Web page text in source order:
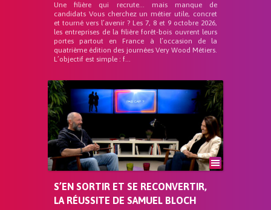
Une filière qui recrute… mais manque de
candidats Vous cherchez un métier utile, concret
et tourné vers l’avenir ? Les 7, 8 et 9 octobre 2026,
les entreprises de la filière forêt-bois ouvrent leurs
portes partout en France à l’occasion de la
quatrième édition des journées Very Wood Métiers.
L’objectif est simple : f...
S’EN SORTIR ET SE RECONVERTIR,
LA RÉUSSITE DE SAMUEL BLOCH